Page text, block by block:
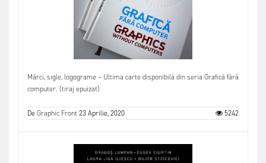
Mărci, sigle, logograme – Ultima carte disponibilă din seria Grafică fără
computer. (tiraj epuizat)
DeGraphic Front23 Aprilie, 2020 5242